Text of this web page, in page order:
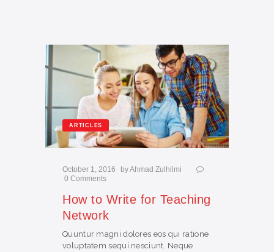
ARTICLES
October 1, 2016 byAhmad Zulhilmi
0 Comments
How to Write for Teaching
Network
Quuntur magni dolores eos qui ratione
voluptatem sequi nesciunt. Neque